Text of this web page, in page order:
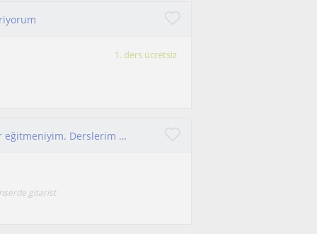
1. ders ücretsiz
Gitar çalmayı keyifli bir şekilde öğreten bir gitar eğitmeniyim. Derslerim özellikle başlangıç ve orta seviye öğrenciler içindir.
gitarist